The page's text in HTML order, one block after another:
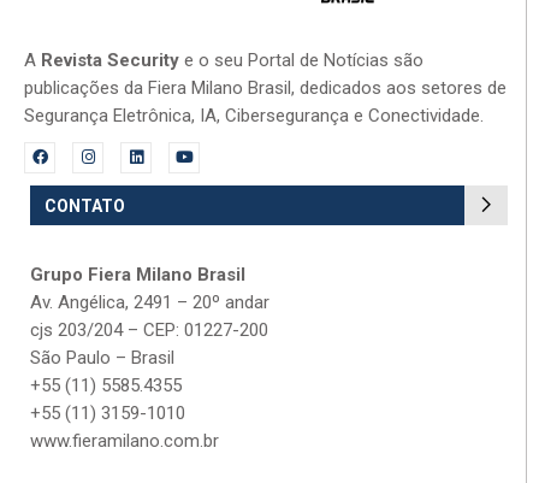
A Revista Security e o seu Portal de Notícias são
publicações da Fiera Milano Brasil, dedicados aos setores de
Segurança Eletrônica, IA, Cibersegurança e Conectividade.
CONTATO
Grupo Fiera Milano Brasil
Av. Angélica, 2491 – 20º andar
cjs 203/204 – CEP: 01227-200
São Paulo – Brasil
+55 (11) 5585.4355
+55 (11) 3159-1010
www.fieramilano.com.br